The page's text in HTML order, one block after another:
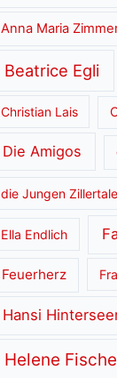
Anna Maria
Beatrice Egli
Christian Lais
Die Amigos
die Jungen
Ella Endlich
Feuerherz
Hansi
Helene